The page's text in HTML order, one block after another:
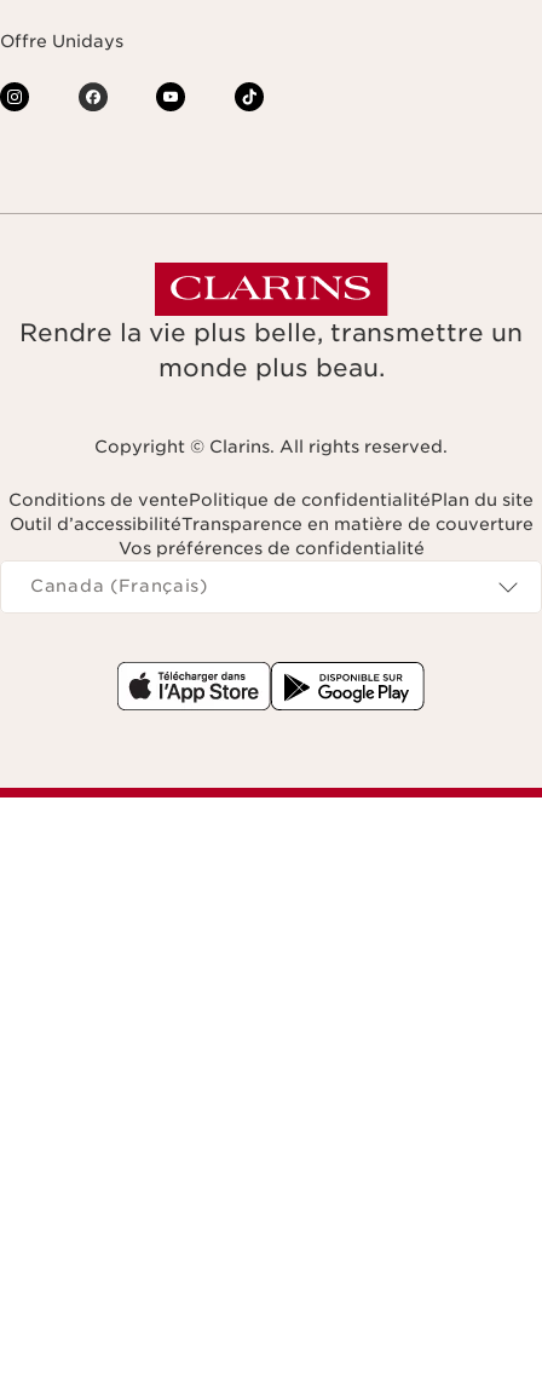
Offre Unidays
Rendre la vie plus belle, transmettre un
monde plus beau.
Copyright © Clarins. All rights reserved.
Conditions de ventePolitique de confidentialitéPlan du site
Outil d’accessibilitéTransparence en matière de couverture
Vos préférences de confidentialité
Navigates to
Canada (Français)